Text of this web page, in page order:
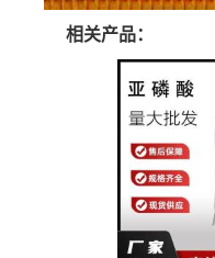
相关产品：